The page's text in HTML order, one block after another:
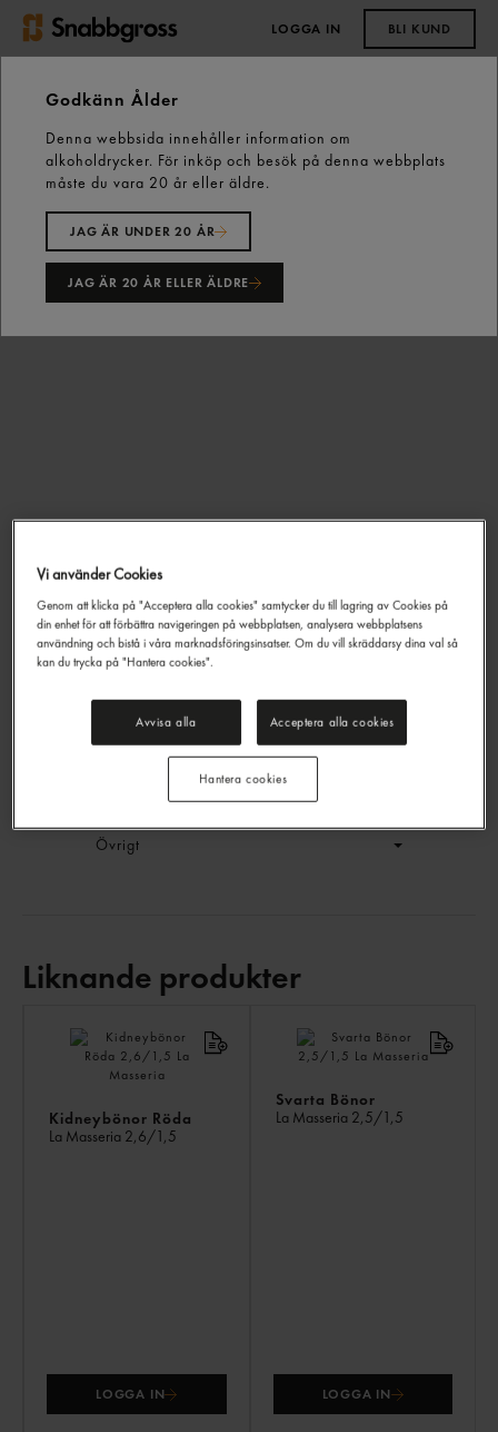
LOGGA IN BLI KUND
Start Färdigmat
Färdigmat
Vita Bönor Stora 2,6/1,5 La Masseria
La Masseria2,6/1,5
EAN: 68009673000403
Generell produktinfo
Övrigt
Liknande produkter
Kidneybönor Röda
La Masseria 2,6/1,5
LOGGA IN
Svarta Bönor
La Masseria 2,5/1,5
LOGGA IN
Godkänn Ålder
Denna webbsida innehåller information om
alkoholdrycker. För inköp och besök på denna webbplats
måste du vara 20 år eller äldre.
JAG ÄR UNDER 20 ÅR
JAG ÄR 20 ÅR ELLER ÄLDRE
Vi använder Cookies
Genom att klicka på "Acceptera alla cookies" samtycker du till lagring av Cookies på
din enhet för att förbättra navigeringen på webbplatsen, analysera webbplatsens
användning och bistå i våra marknadsföringsinsatser. Om du vill skräddarsy dina val så
kan du trycka på "Hantera cookies".
Avvisa alla Acceptera alla cookies
Hantera cookies